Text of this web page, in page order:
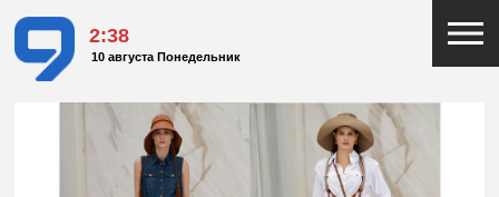
2:38
10 августа Понедельник